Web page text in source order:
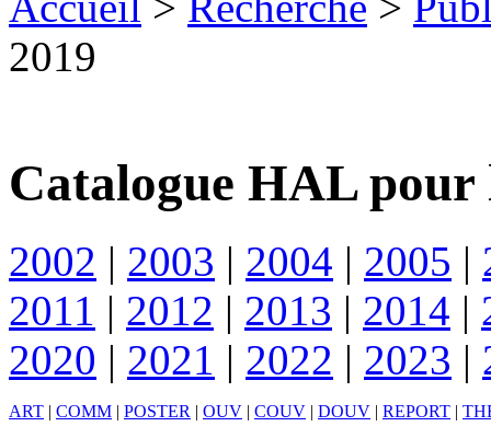
2019
Catalogue HAL pour
2002 | 2003 | 2004 | 2005 |
2011 | 2012 | 2013 | 2014 |
2020 | 2021 | 2022 | 2023 |
ART | COMM | POSTER | OUV | COUV | DOUV | REPORT |